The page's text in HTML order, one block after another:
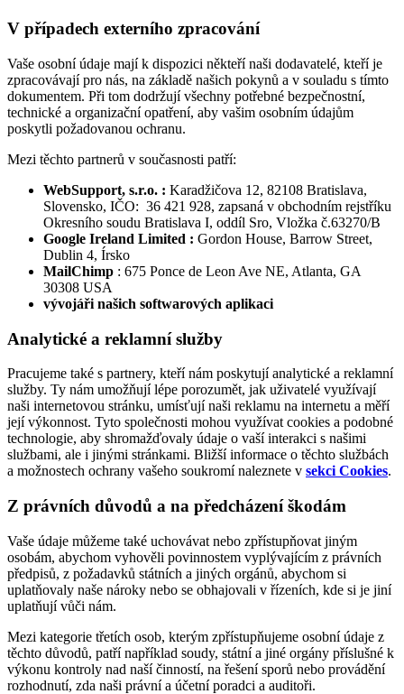
V případech externího zpracování
Vaše osobní údaje mají k dispozici někteří naši dodavatelé, kteří je
zpracovávají pro nás, na základě našich pokynů a v souladu s tímto
dokumentem. Při tom dodržují všechny potřebné bezpečnostní,
technické a organizační opatření, aby vašim osobním údajům
poskytli požadovanou ochranu.
Mezi těchto partnerů v současnosti patří:
WebSupport, s.r.o. : Karadžičova 12, 82108 Bratislava,
Slovensko, IČO: 36 421 928, zapsaná v obchodním rejstříku
Okresního soudu Bratislava I, oddíl Sro, Vložka č.63270/B
Google Ireland Limited : Gordon House, Barrow Street,
Dublin 4, Írsko
MailChimp : 675 Ponce de Leon Ave NE, Atlanta, GA
30308 USA
vývojáři našich softwarových aplikaci
Analytické a reklamní služby
Pracujeme také s partnery, kteří nám poskytují analytické a reklamní
služby. Ty nám umožňují lépe porozumět, jak uživatelé využívají
naši internetovou stránku, umísťují naši reklamu na internetu a měří
její výkonnost. Tyto společnosti mohou využívat cookies a podobné
technologie, aby shromažďovaly údaje o vaší interakci s našimi
službami, ale i jinými stránkami. Bližší informace o těchto službách
a možnostech ochrany vašeho soukromí naleznete v sekci Cookies.
Z právních důvodů a na předcházení škodám
Vaše údaje můžeme také uchovávat nebo zpřístupňovat jiným
osobám, abychom vyhověli povinnostem vyplývajícím z právních
předpisů, z požadavků státních a jiných orgánů, abychom si
uplatňovaly naše nároky nebo se obhajovali v řízeních, kde si je jiní
uplatňují vůči nám.
Mezi kategorie třetích osob, kterým zpřístupňujeme osobní údaje z
těchto důvodů, patří například soudy, státní a jiné orgány příslušné k
výkonu kontroly nad naší činností, na řešení sporů nebo provádění
rozhodnutí, zda naši právní a účetní poradci a auditoři.